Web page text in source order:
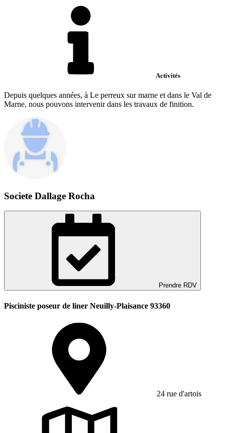
Activités
Depuis quelques années, à Le perreux sur marne et dans le Val de
Marne, nous pouvons intervenir dans les travaux de finition.
Societe Dallage Rocha
Prendre RDV
Pisciniste poseur de liner Neuilly-Plaisance 93360
24 rue d'artois